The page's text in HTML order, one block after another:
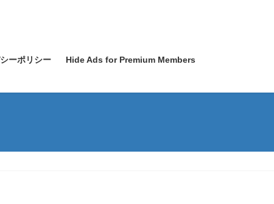
ーポリシー Hide Ads for Premium Members